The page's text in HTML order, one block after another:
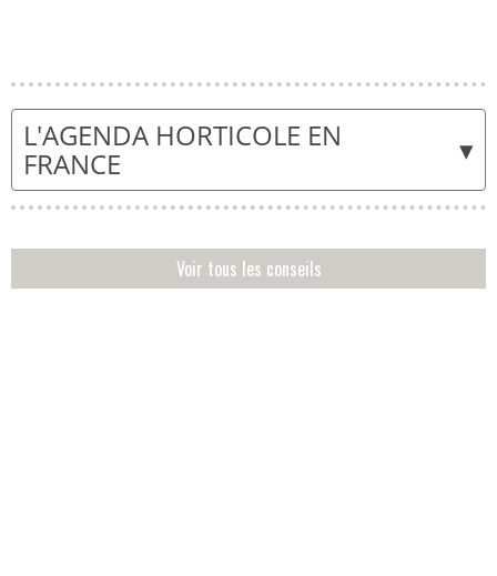
▾
L'AGENDA HORTICOLE EN
FRANCE
Voir tous les conseils